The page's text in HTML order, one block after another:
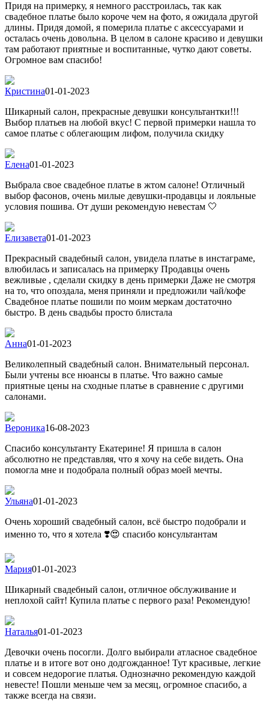
Придя на примерку, я немного расстроилась, так как
свадебное платье было короче чем на фото, я ожидала другой
длины. Придя домой, я померила платье с аксессуарами и
осталась очень довольна. В целом в салоне красиво и девушки
там работают приятные и воспитанные, чутко дают советы.
Огромное вам спасибо!
Кристина01-01-2023
Шикарный салон, прекрасные девушки консультантки!!!
Выбор платьев на любой вкус! С первой примерки нашла то
самое платье с облегающим лифом, получила скидку
Елена01-01-2023
Выбрала свое свадебное платье в жтом салоне! Отличный
выбор фасонов, очень милые девушки-продавцы и лояльные
условия пошива. От души рекомендую невестам 🤍
Елизавета01-01-2023
Прекрасный свадебный салон, увидела платье в инстаграме,
влюбилась и записалась на примерку Продавцы очень
вежливые , сделали скидку в день примерки Даже не смотря
на то, что опоздала, меня приняли и предложили чай/кофе
Свадебное платье пошили по моим меркам достаточно
быстро. В день свадьбы просто блистала
Анна01-01-2023
Великолепный свадебный салон. Внимательный персонал.
Были учтены все нюансы в платье. Что важно самые
приятные цены на сходные платье в сравнение с другими
салонами.
Вероника16-08-2023
Спасибо консультанту Екатерине! Я пришла в салон
абсолютно не представляя, что я хочу на себе видеть. Она
помогла мне и подобрала полный образ моей мечты.
Ульяна01-01-2023
Очень хороший свадебный салон, всё быстро подобрали и
именно то, что я хотела ❣️😍 спасибо консультантам
Мария01-01-2023
Шикарный свадебный салон, отличное обслуживание и
неплохой сайт! Купила платье с первого раза! Рекомендую!
Наталья01-01-2023
Девочки очень посогли. Долго выбирали атласное свадебное
платье и в итоге вот оно додгожданное! Тут красивые, легкие
и совсем недорогие платья. Однозначно рекомендую каждой
невесте! Пошли меньше чем за месяц, огромное спасибо, а
также всегда на связи.